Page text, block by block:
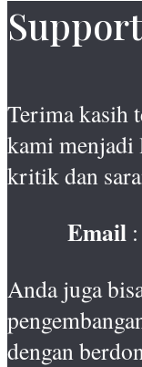
Terima kasih
kami menjadi
kritik dan
Email:
Anda juga
dengan